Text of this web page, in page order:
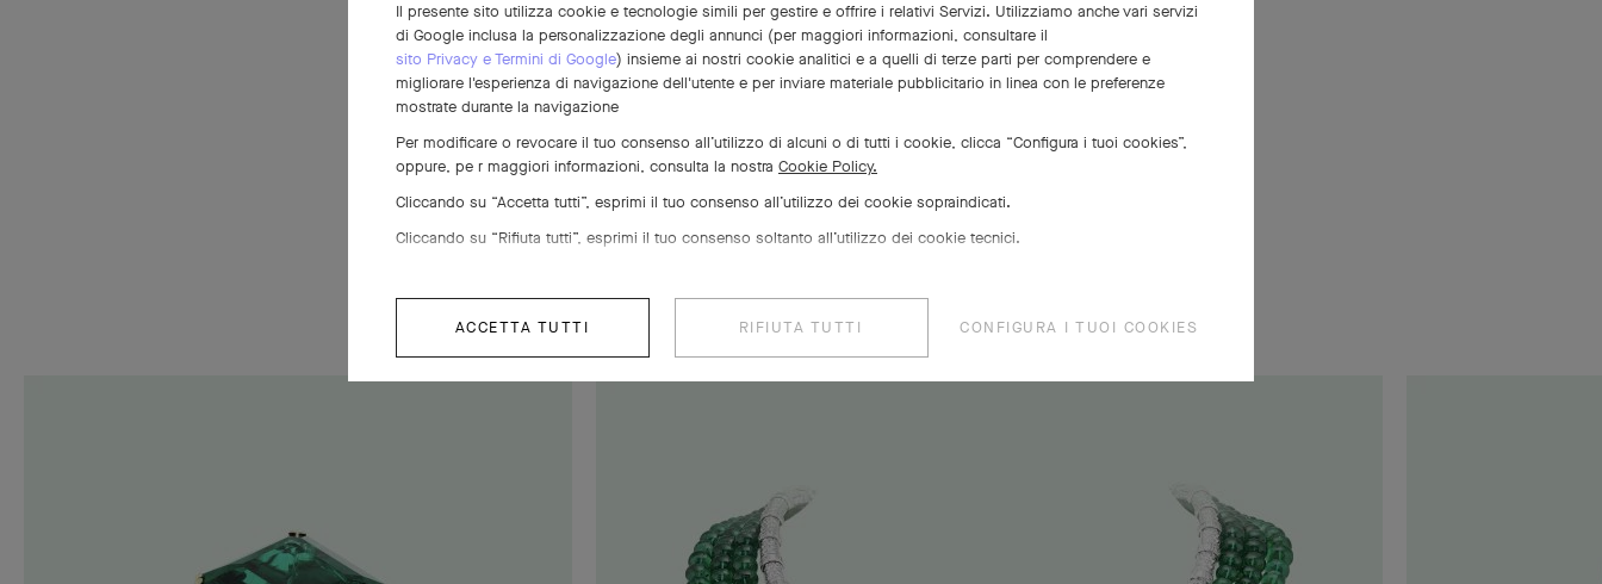
a individuare pietre connotate da una tonalità di verde profonda e uniforme.
Esaminano anche la purezza, valutando la finezza e l’armonia delle inclusioni tipiche
degli smeraldi, i cosiddetti “jardin”. Il terzo criterio di selezione è l’essenza, che indica
la qualità della cristallizzazione e determina la lucentezza dello smeraldo. Questa
analisi approfondita permette di portare alla luce pietre eccezionali con un carattere
spirituale.
Il presente sito utilizza cookie e tecnologie simili per gestire e offrire i relativi Servizi. Utilizziamo anche vari servizi
di Google inclusa la personalizzazione degli annunci (per maggiori informazioni, consultare il
sito Privacy e Termini di Google) insieme ai nostri cookie analitici e a quelli di terze parti per comprendere e
migliorare l'esperienza di navigazione dell'utente e per inviare materiale pubblicitario in linea con le preferenze
mostrate durante la navigazione
Per modificare o revocare il tuo consenso all’utilizzo di alcuni o di tutti i cookie, clicca “Configura i tuoi cookies”,
oppure, pe r maggiori informazioni, consulta la nostra Cookie Policy.
Cliccando su “Accetta tutti”, esprimi il tuo consenso all’utilizzo dei cookie sopraindicati.
Cliccando su “Rifiuta tutti”, esprimi il tuo consenso soltanto all’utilizzo dei cookie tecnici.
ACCETTA TUTTI RIFIUTA TUTTI CONFIGURA I TUOI COOKIES